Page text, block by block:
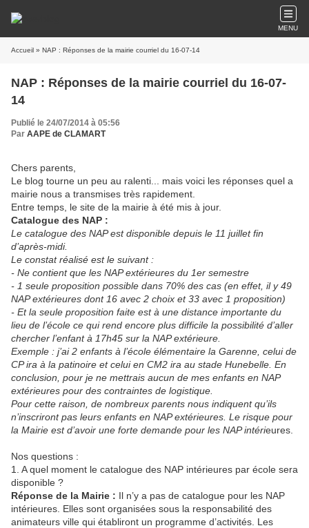
MENU
Accueil » NAP : Réponses de la mairie courriel du 16-07-14
NAP : Réponses de la mairie courriel du 16-07-
14
Publié le 24/07/2014 à 05:56
Par AAPE de CLAMART
Chers parents,
Le blog tourne un peu au ralenti... mais voici les réponses quel a
mairie nous a transmises très rapidement.
Entre temps, le site de la mairie à été mis à jour.
Catalogue des NAP :
Le catalogue des NAP est disponible depuis le 11 juillet fin
d’après-midi.
Le constat réalisé est le suivant :
- Ne contient que les NAP extérieures du 1er semestre
- 1 seule proposition possible dans 70% des cas (en effet, il y 49
NAP extérieures dont 16 avec 2 choix et 33 avec 1 proposition)
- Et la seule proposition faite est à une distance importante du
lieu de l’école ce qui rend encore plus difficile la possibilité d’aller
chercher l’enfant à 17h45 sur la NAP extérieure.
Exemple : j’ai 2 enfants à l’école élémentaire la Garenne, celui de
CP ira à la patinoire et celui en CM2 ira au stade Hunebelle. En
conclusion, pour je ne mettrais aucun de mes enfants en NAP
extérieures pour des contraintes de logistique.
Pour cette raison, de nombreux parents nous indiquent qu’ils
n’inscriront pas leurs enfants en NAP extérieures. Le risque pour
la Mairie est d’avoir une forte demande pour les NAP intérieures.
Nos questions :
1. A quel moment le catalogue des NAP intérieures par école sera
disponible ?
Réponse de la Mairie : Il n’y a pas de catalogue pour les NAP
intérieures. Elles sont organisées sous la responsabilité des
animateurs ville qui établiront un programme d’activités. Les